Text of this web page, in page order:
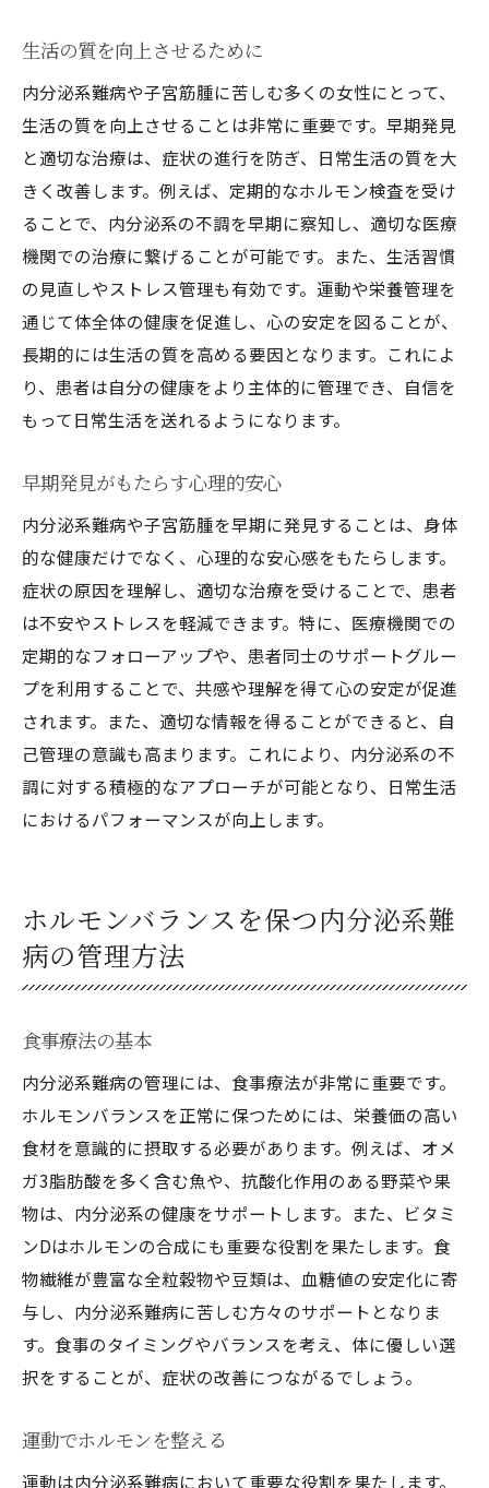
生活の質を向上させるために
内分泌系難病や子宮筋腫に苦しむ多くの女性にとって、
生活の質を向上させることは非常に重要です。早期発見
と適切な治療は、症状の進行を防ぎ、日常生活の質を大
きく改善します。例えば、定期的なホルモン検査を受け
ることで、内分泌系の不調を早期に察知し、適切な医療
機関での治療に繋げることが可能です。また、生活習慣
の見直しやストレス管理も有効です。運動や栄養管理を
通じて体全体の健康を促進し、心の安定を図ることが、
長期的には生活の質を高める要因となります。これによ
り、患者は自分の健康をより主体的に管理でき、自信を
もって日常生活を送れるようになります。
早期発見がもたらす心理的安心
内分泌系難病や子宮筋腫を早期に発見することは、身体
的な健康だけでなく、心理的な安心感をもたらします。
症状の原因を理解し、適切な治療を受けることで、患者
は不安やストレスを軽減できます。特に、医療機関での
定期的なフォローアップや、患者同士のサポートグルー
プを利用することで、共感や理解を得て心の安定が促進
されます。また、適切な情報を得ることができると、自
己管理の意識も高まります。これにより、内分泌系の不
調に対する積極的なアプローチが可能となり、日常生活
におけるパフォーマンスが向上します。
ホルモンバランスを保つ内分泌系難
病の管理方法
食事療法の基本
内分泌系難病の管理には、食事療法が非常に重要です。
ホルモンバランスを正常に保つためには、栄養価の高い
食材を意識的に摂取する必要があります。例えば、オメ
ガ3脂肪酸を多く含む魚や、抗酸化作用のある野菜や果
物は、内分泌系の健康をサポートします。また、ビタミ
ンDはホルモンの合成にも重要な役割を果たします。食
物繊維が豊富な全粒穀物や豆類は、血糖値の安定化に寄
与し、内分泌系難病に苦しむ方々のサポートとなりま
す。食事のタイミングやバランスを考え、体に優しい選
択をすることが、症状の改善につながるでしょう。
運動でホルモンを整える
運動は内分泌系難病において重要な役割を果たします。